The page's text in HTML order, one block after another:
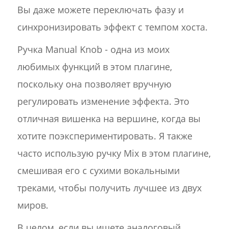
Вы даже можете переключать фазу и
синхронизировать эффект с темпом хоста.
Ручка Manual Knob - одна из моих
любимых функций в этом плагине,
поскольку она позволяет вручную
регулировать изменение эффекта. Это
отличная вишенка на вершине, когда вы
хотите поэкспериментировать. Я также
часто использую ручку Mix в этом плагине,
смешивая его с сухими вокальными
треками, чтобы получить лучшее из двух
миров.